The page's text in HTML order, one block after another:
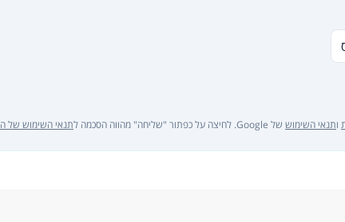
ותנאי השימוש של Google. לחיצה על כפתור "שליחה" מהווה הסכמה ל תנאי השימוש של